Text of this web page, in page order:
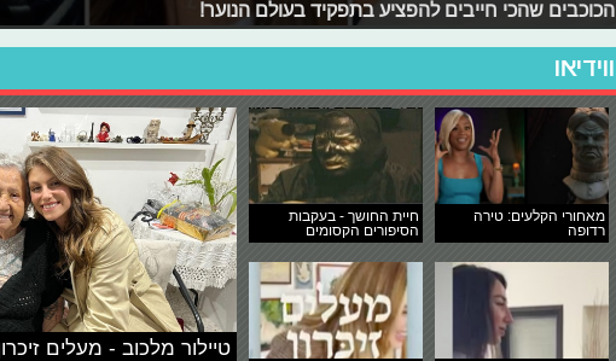
הכוכבים שהכי חייבים להפציע בתפקיד בעולם הנוער!
ווידיאו
מאחורי הקלעים: טירה
רדופה
חיית החושך - בעקבות
הסיפורים הקסומים
טיילור מלכוב - מעלים